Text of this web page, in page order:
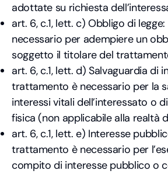
adottate su richiesta
art. 6, c.1, lett. c) Obbligo di
necessario per adempiere un
soggetto il titolare del
art. 6, c.1, lett. d) Salvaguardia di
trattamento è necessario per la
interessi vitali dell’interessato o
fisica (non applicabile alla realtà
art. 6, c.1, lett. e) Interesse
trattamento è necessario per
compito di interesse pubblico o